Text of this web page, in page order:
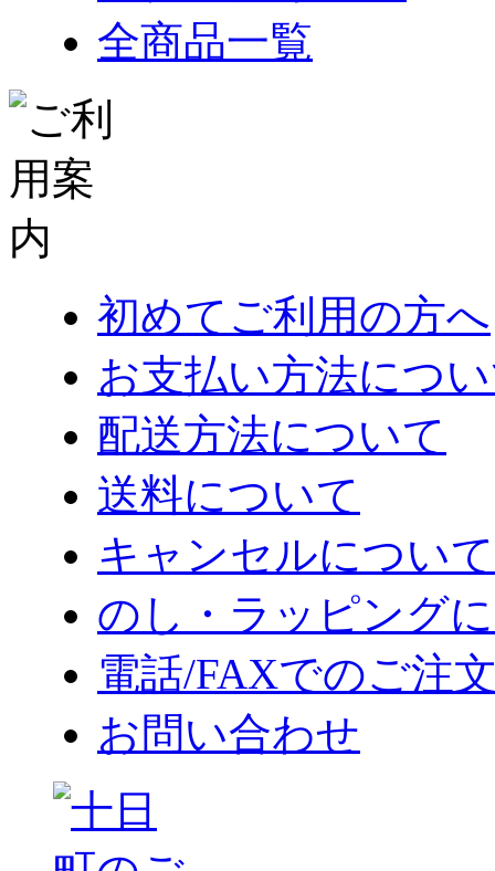
全商品一覧
初めてご利用の方へ
お支払い方法につ
配送方法について
送料について
キャンセルについて
のし・ラッピング
電話/FAXでのご注
お問い合わせ